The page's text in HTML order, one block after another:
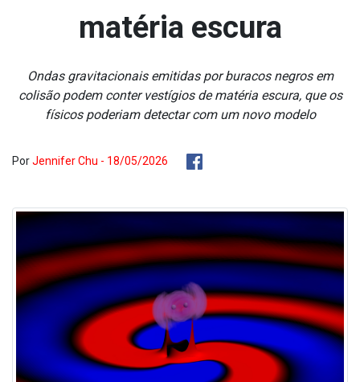
matéria escura
Ondas gravitacionais emitidas por buracos negros em
colisão podem conter vestígios de matéria escura, que os
físicos poderiam detectar com um novo modelo
PorJennifer Chu - 18/05/2026